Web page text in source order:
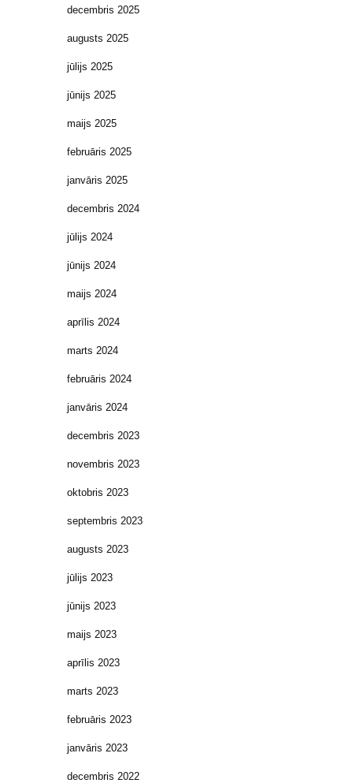
decembris 2025
augusts 2025
jūlijs 2025
jūnijs 2025
maijs 2025
februāris 2025
janvāris 2025
decembris 2024
jūlijs 2024
jūnijs 2024
maijs 2024
aprīlis 2024
marts 2024
februāris 2024
janvāris 2024
decembris 2023
novembris 2023
oktobris 2023
septembris 2023
augusts 2023
jūlijs 2023
jūnijs 2023
maijs 2023
aprīlis 2023
marts 2023
februāris 2023
janvāris 2023
decembris 2022